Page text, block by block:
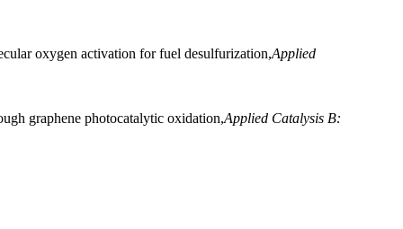
oxygen activation for fuel desulfurization,Applied
graphene photocatalytic oxidation,Applied Catalysis B: